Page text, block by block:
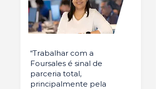
“Trabalhar com a
Foursales é sinal de
parceria total,
principalmente pela